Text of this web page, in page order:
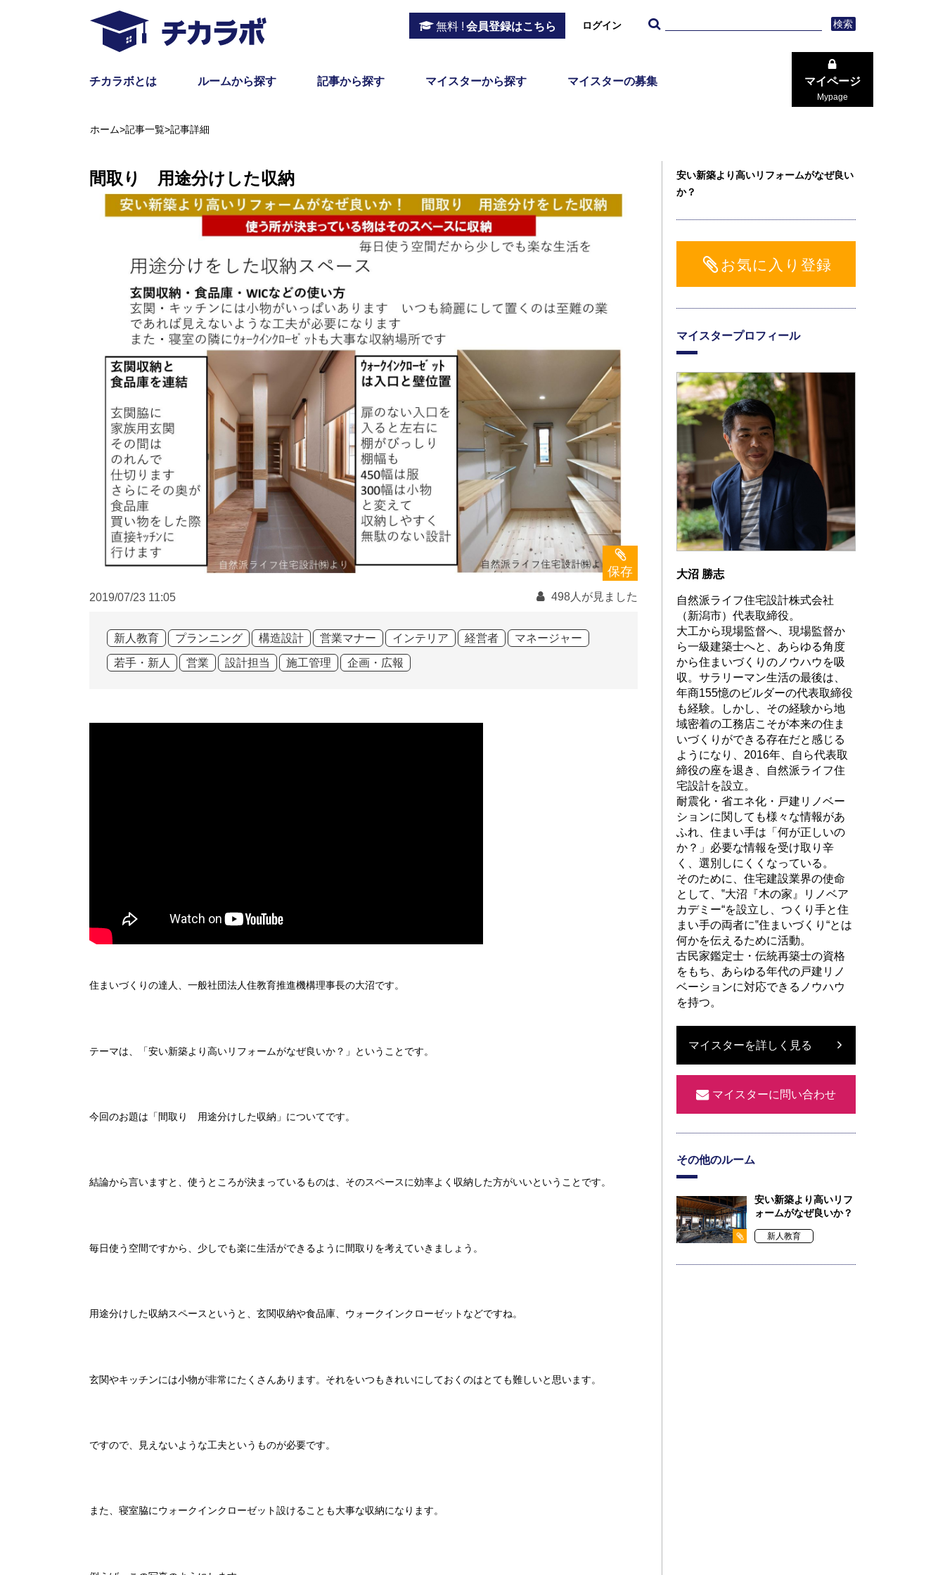
無料 ! 会員登録はこちら ログイン 検索
チカラボとは ルームから探す 記事から探す マイスターから探す マイスターの募集 マイページ
Mypage
ホーム>記事一覧>記事詳細
間取り 用途分けした収納
保存
2019/07/23 11:05 498人が見ました
新人教育 プランニング 構造設計 営業マナー インテリア 経営者 マネージャー
若手・新人 営業 設計担当 施工管理 企画・広報
住まいづくりの達人、一般社団法人住教育推進機構理事長の大沼です。
テーマは、「安い新築より高いリフォームがなぜ良いか？」ということです。
今回のお題は「間取り 用途分けした収納」についてです。
結論から言いますと、使うところが決まっているものは、そのスペースに効率よく収納した方がいいということです。
毎日使う空間ですから、少しでも楽に生活ができるように間取りを考えていきましょう。
用途分けした収納スペースというと、玄関収納や食品庫、ウォークインクローゼットなどですね。
玄関やキッチンには小物が非常にたくさんあります。それをいつもきれいにしておくのはとても難しいと思います。
ですので、見えないような工夫というものが必要です。
また、寝室脇にウォークインクローゼット設けることも大事な収納になります。
安い新築より高いリフォームがなぜ良い
か？
お気に入り登録
マイスタープロフィール
大沼 勝志
自然派ライフ住宅設計株式会社
（新潟市）代表取締役。
大工から現場監督へ、現場監督か
ら一級建築士へと、あらゆる角度
から住まいづくりのノウハウを吸
収。サラリーマン生活の最後は、
年商155憶のビルダーの代表取締役
も経験。しかし、その経験から地
域密着の工務店こそが本来の住ま
いづくりができる存在だと感じる
ようになり、2016年、自ら代表取
締役の座を退き、自然派ライフ住
宅設計を設立。
耐震化・省エネ化・戸建リノベー
ションに関しても様々な情報があ
ふれ、住まい手は「何が正しいの
か？」必要な情報を受け取り辛
く、選別しにくくなっている。
そのために、住宅建設業界の使命
として、‟大沼『木の家』リノベア
カデミー“を設立し、つくり手と住
まい手の両者に‟住まいづくり“とは
何かを伝えるために活動。
古民家鑑定士・伝統再築士の資格
をもち、あらゆる年代の戸建リノ
ベーションに対応できるノウハウ
を持つ。
マイスターを詳しく見る
マイスターに問い合わせ
その他のルーム
安い新築より高いリフ
ォームがなぜ良いか？
新人教育